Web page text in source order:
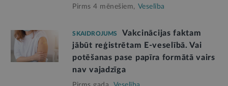
Pirms 4 mēnešiem, Veselība
SKAIDROJUMS
Vakcinācijas faktam
jābūt reģistrētam E-veselībā. Vai
potēšanas pase papīra formātā vairs
nav vajadzīga